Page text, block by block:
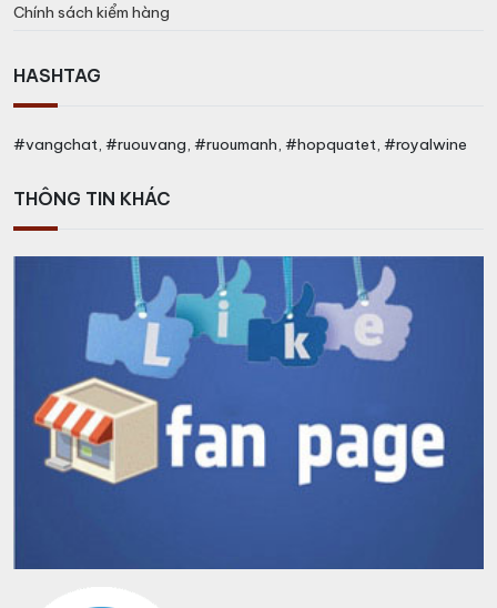
Chính sách kiểm hàng
HASHTAG
#vangchat, #ruouvang, #ruoumanh, #hopquatet, #royalwine
THÔNG TIN KHÁC